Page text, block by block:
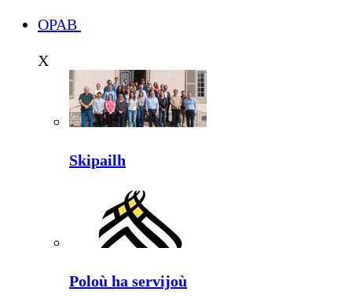
OPAB
X
Skipailh
Poloù ha servijoù